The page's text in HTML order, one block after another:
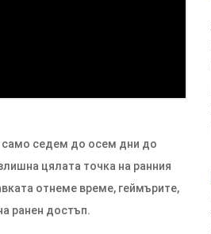
само седем до осем дни до
цялата точка на ранния
отнеме време, геймърите,
ранен достъп.